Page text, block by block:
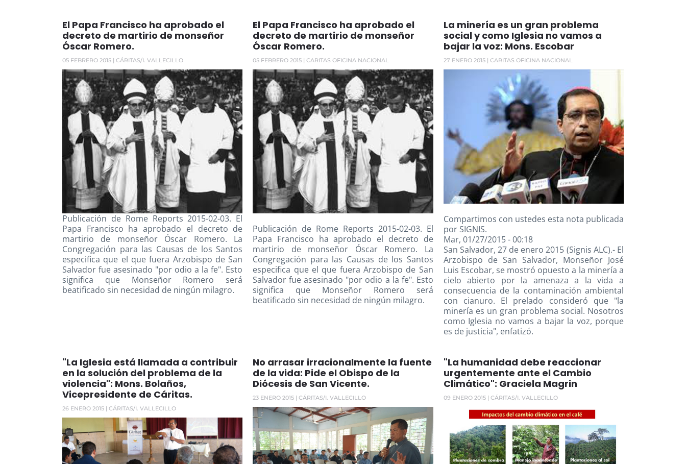
El Papa Francisco ha aprobado el
decreto de martirio de monseñor
Óscar Romero.
05 FEBRERO 2015 | CÁRITAS/I. VALLECILLO
Publicación de Rome Reports 2015-02-03. El
Papa Francisco ha aprobado el decreto de
martirio de monseñor Óscar Romero. La
Congregación para las Causas de los Santos
especifica que el que fuera Arzobispo de San
Salvador fue asesinado "por odio a la fe". Esto
significa que Monseñor Romero será
beatificado sin necesidad de ningún milagro.
El Papa Francisco ha aprobado el
decreto de martirio de monseñor
Óscar Romero.
05 FEBRERO 2015 | CARITAS OFICINA NACIONAL
Publicación de Rome Reports 2015-02-03. El
Papa Francisco ha aprobado el decreto de
martirio de monseñor Óscar Romero. La
Congregación para las Causas de los Santos
especifica que el que fuera Arzobispo de San
Salvador fue asesinado "por odio a la fe". Esto
significa que Monseñor Romero será
beatificado sin necesidad de ningún milagro.
La minería es un gran problema
social y como Iglesia no vamos a
bajar la voz: Mons. Escobar
27 ENERO 2015| CARITAS OFICINA NACIONAL
Compartimos con ustedes esta nota publicada
por SIGNIS.
Mar, 01/27/2015 - 00:18
San Salvador, 27 de enero 2015 (Signis ALC).- El
Arzobispo de San Salvador, Monseñor José
Luis Escobar, se mostró opuesto a la minería a
cielo abierto por la amenaza a la vida a
consecuencia de la contaminación ambiental
con cianuro. El prelado consideró que "la
minería es un gran problema social. Nosotros
como Iglesia no vamos a bajar la voz, porque
es de justicia", enfatizó.
"La Iglesia está llamada a contribuir
en la solución del problema de la
violencia": Mons. Bolaños,
Vicepresidente de Cáritas.
26 ENERO 2015 | CÁRITAS/I. VALLECILLO
No arrasar irracionalmente la fuente
de la vida: Pide el Obispo de la
Diócesis de San Vicente.
23 ENERO 2015 | CÁRITAS/I. VALLECILLO
"La humanidad debe reaccionar
urgentemente ante el Cambio
Climático": Graciela Magrin
09 ENERO 2015| CÁRITAS/I. VALLECILLO